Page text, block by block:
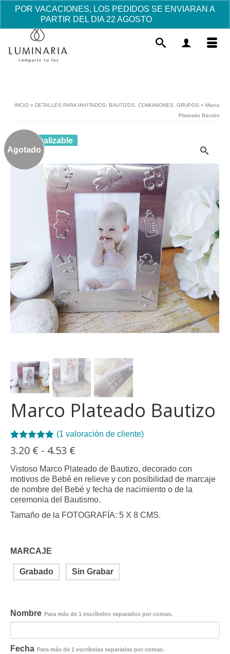
POR VACACIONES, LOS PEDIDOS SE ENVIARAN A
PARTIR DEL DIA 22 AGOSTO
INCIO » DETALLES PARA INVITADOS: BAUTIZOS, COMUNIONES, GRUPOS » Marco
Plateado Bautizo
Personalizable
Agotado
Marco Plateado Bautizo
Valorado con
5.00de 5 en
1
valoración de
un cliente
(1 valoración de cliente)
3.20 € - 4.53 €
precios:
desde
3.20 €
hasta
4.53 €
Vistoso Marco Plateado de Bautizo, decorado con
motivos de Bebé en relieve y con posibilidad de marcaje
de nombre del Bebé y fecha de nacimiento o de la
ceremonia del Bautismo.
Tamaño de la FOTOGRAFÍA: 5 X 8 CMS.
MARCAJE
Grabado Sin Grabar
Nombre Para más de 1 escríbelos separados por comas.
Fecha Para más de 1 escríbelas separadas por comas.
44.25€